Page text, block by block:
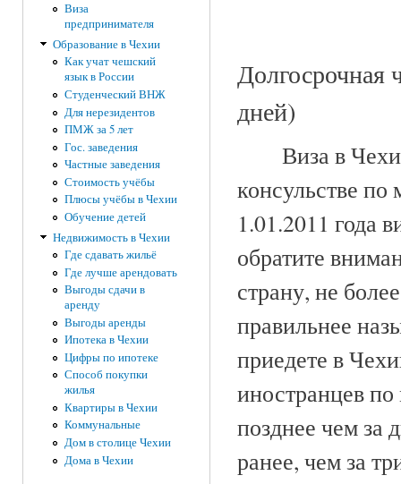
Виза
предпринимателя
Образование в Чехии
Как учат чешский
язык в России
Студенческий ВНЖ
Для нерезидентов
ПМЖ за 5 лет
Гос. заведения
Частные заведения
Стоимость учёбы
Плюсы учёбы в Чехии
Обучение детей
Недвижимость в Чехии
Где сдавать жильё
Где лучше арендовать
Выгоды сдачи в
аренду
Выгоды аренды
Ипотека в Чехии
Цифры по ипотеке
Способ покупки
жилья
Квартиры в Чехии
Коммунальные
Дом в столице Чехии
Дома в Чехии
Долгосрочная
дней)
Виза в
консульстве по
1.01.2011 года
обратите
страну, не
правильнее
приедете в
иностранцев
позднее чем за
ранее, чем за